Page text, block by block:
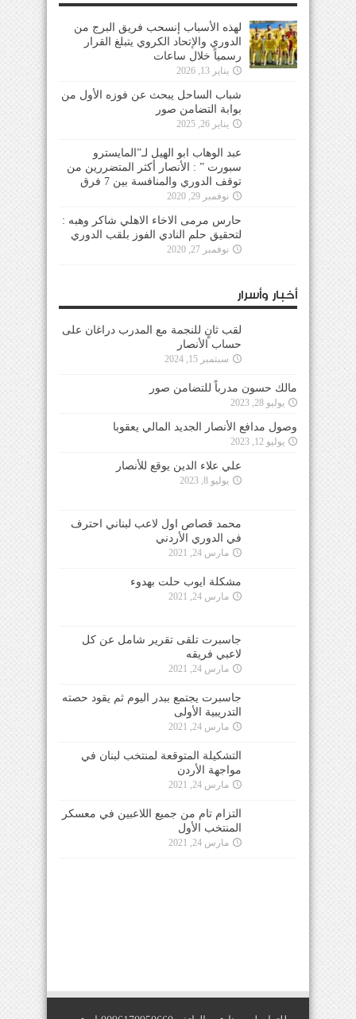
لهذه الأسباب إنسحب فريق البرج من
الدوري والإتحاد الكروي يتبلغ القرار
رسمياً خلال ساعات
يناير 13, 2026
شباب الساحل يبحث عن فوزه الأول من
بوابة التضامن صور
يناير 26, 2025
عبد الوهاب ابو الهيل لـ”المايسترو
سبورت ” : الأنصار أكثر المتضررين من
توقف الدوري والمنافسة بين 7 فرق
نوفمبر 29, 2020
حارس مرمى الاخاء الاهلي شاكر وهبه :
لتحقيق حلم النادي الفوز بلقب الدوري
نوفمبر 27, 2020
أخبار وأسرار
لقب ثانٍ للنجمة مع المدرب دراغان على
حساب الأنصار
سبتمبر 15, 2024
مالك حسون مدرباً للتضامن صور
يوليو 28, 2023
وصول مدافع الأنصار الجديد المالي يعقوبا
يوليو 12, 2023
علي علاء الدين يوقع للأنصار
يوليو 8, 2023
محمد قصاص اول لاعب لبناني احترف
في الدوري الأردني
مارس 24, 2021
مشكلة ايوب حلت بهدوء
مارس 24, 2021
جاسبرت تلقى تقرير شامل عن كل
لاعبي فريقه
مارس 24, 2021
جاسبرت يجتمع ببدر اليوم ثم يقود حصته
التدريبية الأولى
مارس 24, 2021
التشكيلة المتوقعة لمنتخب لبنان في
مواجهة الأردن
مارس 24, 2021
التزام تام من جميع اللاعبين في معسكر
المنتخب الأول
مارس 24, 2021